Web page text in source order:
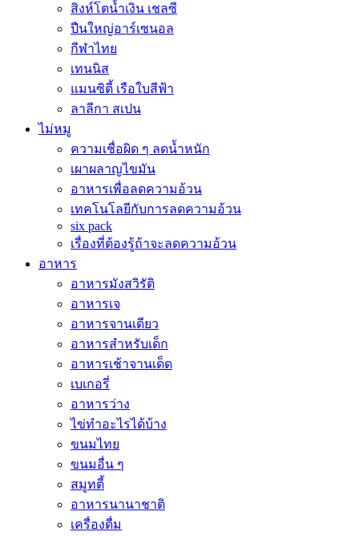
สิงห์โตน้ำเงิน เชลซี
ปืนใหญ่อาร์เซนอล
กีฬาไทย
เทนนิส
แมนซิตี้ เรือใบสีฟ้า
ลาลีกา สเปน
ไม่หมู
ความเชื่อผิด ๆ ลดน้ำหนัก
เผาผลาญไขมัน
อาหารเพื่อลดความอ้วน
เทคโนโลยีกับการลดความอ้วน
six pack
เรื่องที่ต้องรู้ถ้าจะลดความอ้วน
อาหาร
อาหารมังสวิรัติ
อาหารเจ
อาหารจานเดียว
อาหารสำหรับเด็ก
อาหารเช้าจานเด็ด
เบเกอรี่
อาหารว่าง
ไข่ทำอะไรได้บ้าง
ขนมไทย
ขนมอื่น ๆ
สมูทตี้
อาหารนานาชาติ
เครื่องดื่ม